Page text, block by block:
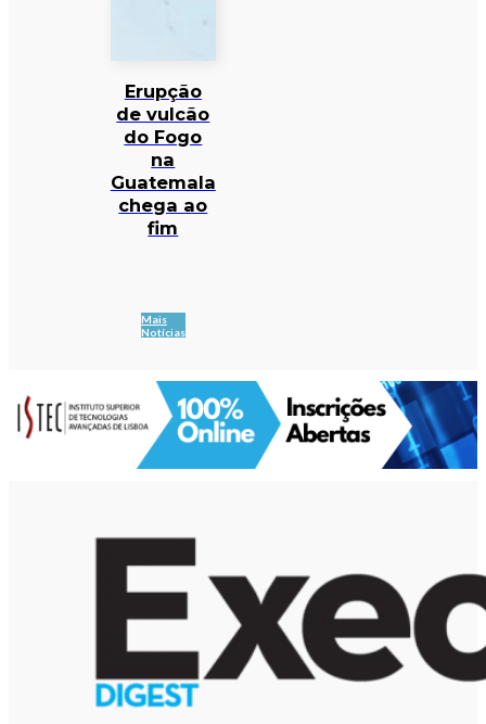
Erupção
de vulcão
do Fogo
na
Guatemala
chega ao
fim
Mais
Notícias